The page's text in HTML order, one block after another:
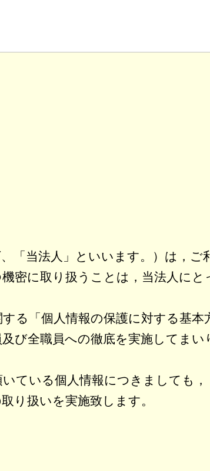
「当法人」といいます。）は，ご
密に取り扱うことは，当法人に
る「個人情報の保護に対する基本
び全職員への徹底を実施してまい
ている個人情報につきましても，
り扱いを実施致します。